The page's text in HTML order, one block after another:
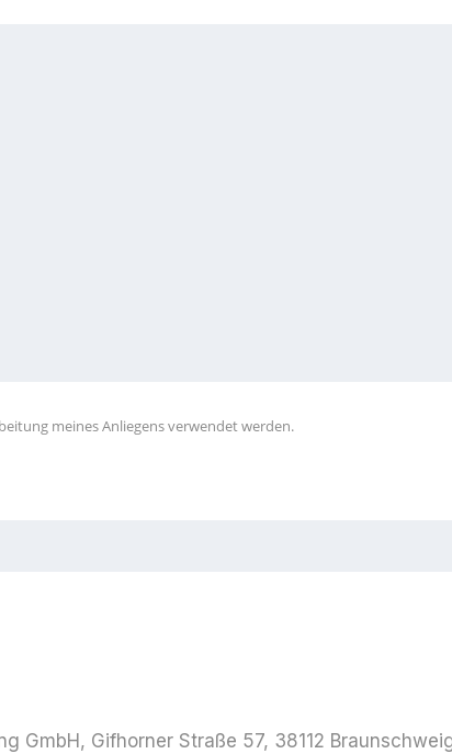
meines Anliegens verwendet werden.
GmbH, Gifhorner Straße 57, 38112